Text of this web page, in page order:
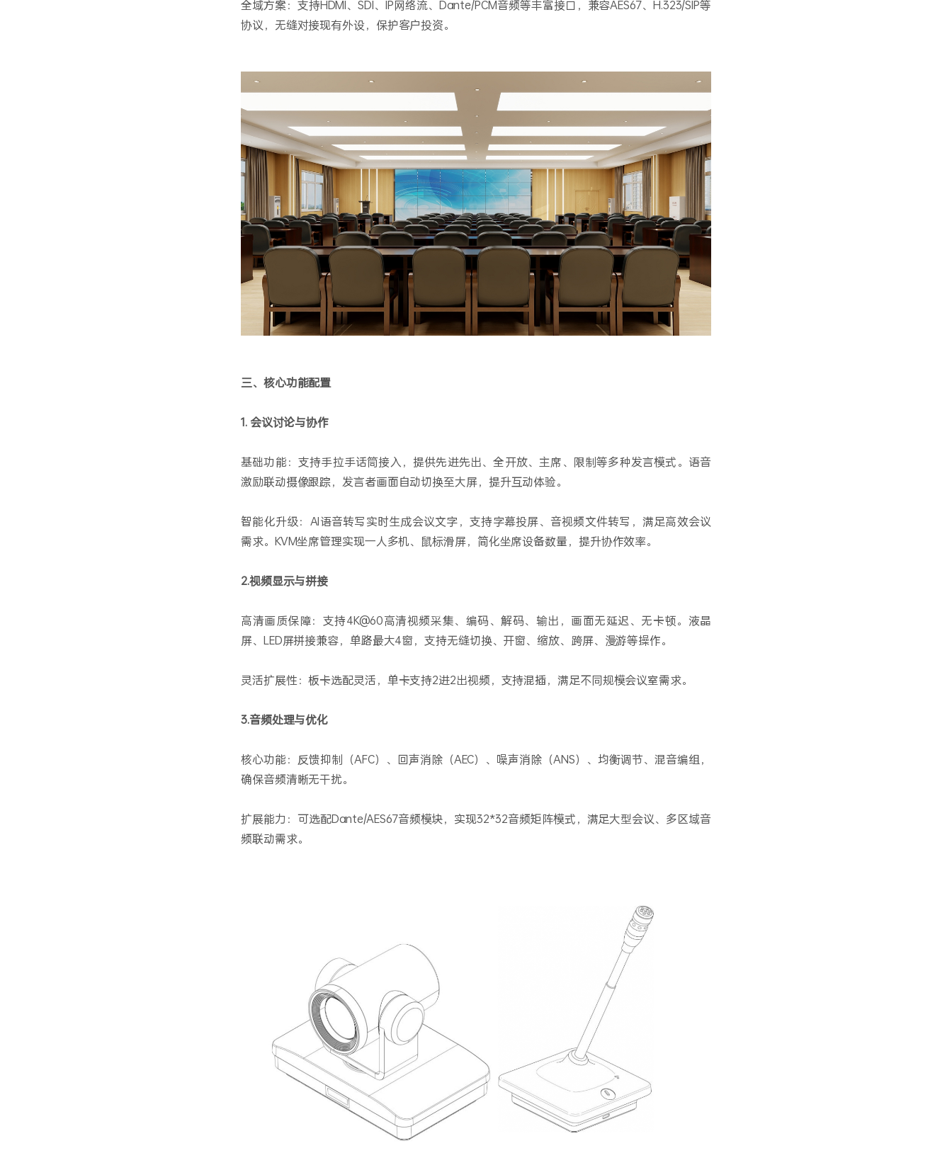
全域方案：支持HDMI、SDI、IP网络流、Dante/PCM音频等丰富接口，兼容AES67、H.323/SIP等
协议，无缝对接现有外设，保护客户投资。
三、核心功能配置
1. 会议讨论与协作
基础功能：支持手拉手话筒接入，提供先进先出、全开放、主席、限制等多种发言模式。语音
激励联动摄像跟踪，发言者画面自动切换至大屏，提升互动体验。
智能化升级：AI语音转写实时生成会议文字，支持字幕投屏、音视频文件转写，满足高效会议
需求。KVM坐席管理实现一人多机、鼠标滑屏，简化坐席设备数量，提升协作效率。
2.视频显示与拼接
高清画质保障：支持4K@60高清视频采集、编码、解码、输出，画面无延迟、无卡顿。液晶
屏、LED屏拼接兼容，单路最大4窗，支持无缝切换、开窗、缩放、跨屏、漫游等操作。
灵活扩展性：板卡选配灵活，单卡支持2进2出视频，支持混插，满足不同规模会议室需求。
3.音频处理与优化
核心功能：反馈抑制（AFC）、回声消除（AEC）、噪声消除（ANS）、均衡调节、混音编组，
确保音频清晰无干扰。
扩展能力：可选配Dante/AES67音频模块，实现32*32音频矩阵模式，满足大型会议、多区域音
频联动需求。